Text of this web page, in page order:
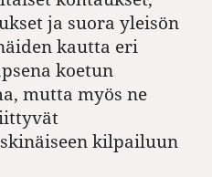
ja suora yleisön
kautta eri
koetun
mutta myös ne
kilpailuun